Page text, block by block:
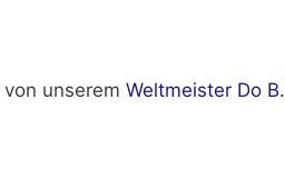
unserem Weltmeister Do B.